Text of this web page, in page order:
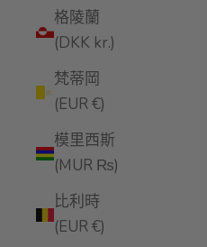
格陵蘭
(DKK kr.)
梵蒂岡
(EUR €)
模里西斯
(MUR ₨)
比利時
(EUR €)